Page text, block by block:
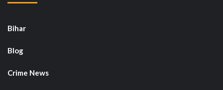
Bihar
Blog
Crime News